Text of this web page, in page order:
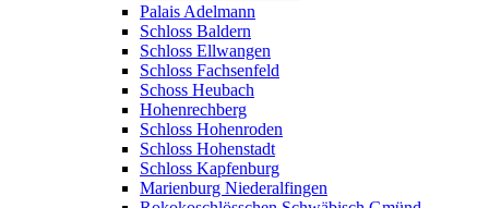
Palais Adelmann
Schloss Baldern
Schloss Ellwangen
Schloss Fachsenfeld
Schoss Heubach
Hohenrechberg
Schloss Hohenroden
Schloss Hohenstadt
Schloss Kapfenburg
Marienburg Niederalfingen